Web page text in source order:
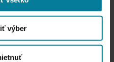
výber
príspevku.